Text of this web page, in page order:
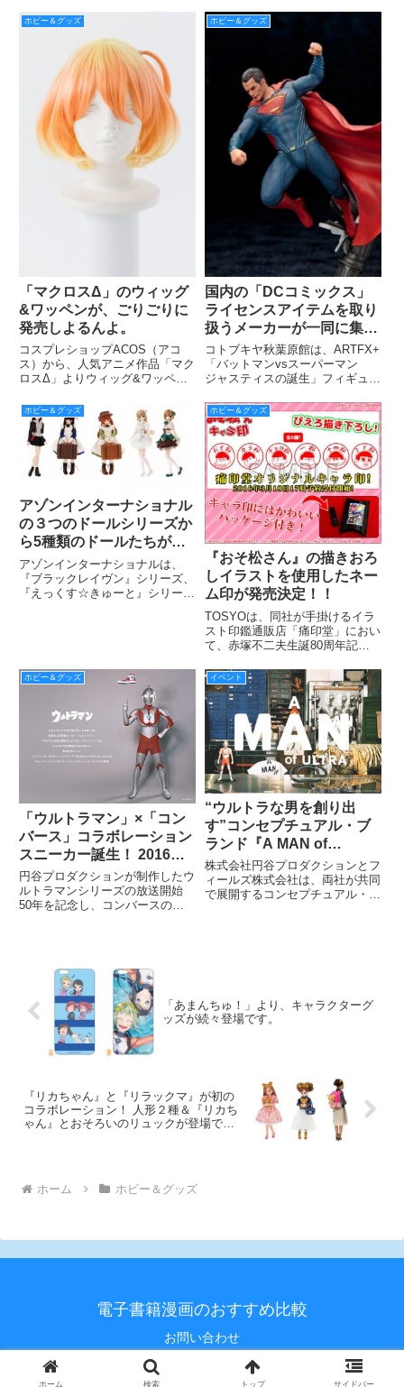
ーズでフィギュア化し、2016年
11月に発売する。
ホビー＆グッズ
「マクロスΔ」のウィッグ
&ワッペンが、ごりごりに
発売しよるんよ。
コスプレショップACOS（アコ
ス）から、人気アニメ作品「マク
ロスΔ」よりウィッグ&ワッペン
ACOS（13店舗）・アニメイト各
店にて発売予定。
ホビー＆グッズ
国内の「DCコミックス」
ライセンスアイテムを取り
扱うメーカーが一同に集
結！ 『プロダクトDCコ
ミックス展』開催
コトブキヤ秋葉原館は、ARTFX+
「バットマンvsスーパーマン
ジャスティスの誕生」フィギュア
DCコミックスアイテムメーカー
の注目アイテム展示＆物販イベン
ト『プロダクトDCコミックス
展』を開催する。入場は無料。
ホビー＆グッズ
アゾンインターナショナル
の３つのドールシリーズか
ら5種類のドールたちが発
売される
アゾンインターナショナルは、
『ブラックレイヴン』シリーズ、
『えっくす☆きゅーと』シリー
ホビー＆グッズ
『おそ松さん』の描きおろ
しイラストを使用したネー
ム印が発売決定！！
TOSYOは、同社が手掛けるイラ
スト印鑑通販店「痛印堂」におい
て、赤塚不二夫生誕80周年記念
2016年3月18日17時から予約受付
を開始する。
ホビー＆グッズ
「ウルトラマン」×「コン
バース」コラボレーション
スニーカー誕生！ 2016年7
月リリース予定
円谷プロダクションが制作したウ
ルトラマンシリーズの放送開始
50年を記念し、コンバースの
イベント
“ウルトラな男を創り出
す”コンセプチュアル・ブ
ランド『A MAN of
ULTRA』のポップアッ
プ・ショップが2/1（水）
より2週間限定で銀座三越
株式会社円谷プロダクションとフ
ィールズ株式会社は、両社が共同
で展開するコンセプチュアル・ラ
「あまんちゅ！」より、キャラクターグ
ッズが続々登場です。
『リカちゃん』と『リラックマ』が初の
コラボレーション！ 人形２種＆『リカち
ゃん』とおそろいのリュックが登場で
ホーム ホビー＆グッズ
電子書籍漫画のおすすめ比較
お問い合わせ
© 2020 電子書籍漫画のおすすめ比較.
ホーム 検索 トップ サイドバー